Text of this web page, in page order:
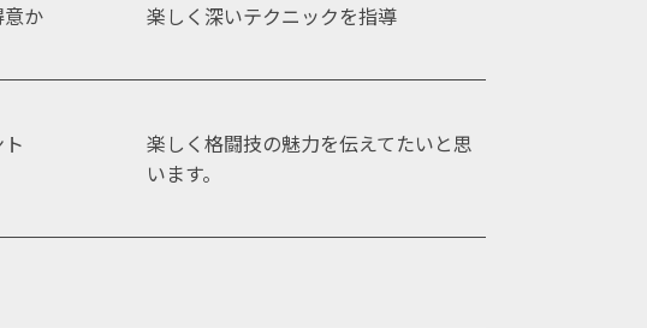
か 楽しく深いテクニックを指導
楽しく格闘技の魅力を伝えてたいと思
います。